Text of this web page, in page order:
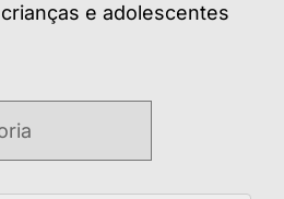
e adolescentes